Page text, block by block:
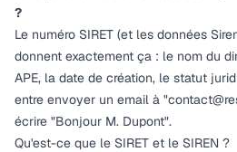
?
Le numéro SIRET (et les données
donnent exactement ça : le nom du
APE, la date de création, le statut
entre envoyer un email à "
écrire "Bonjour M. Dupont".
Qu'est-ce que le SIRET et le SIREN ?